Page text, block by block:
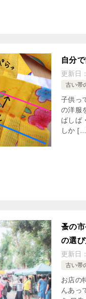
自分
更新日：
古い帯
子供っ
の洋服
ばしば
しか
蚤の
の選
更新日：
古い帯
お店の
んあっ